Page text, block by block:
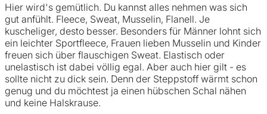
Hier wird's gemütlich. Du kannst alles nehmen was sich
gut anfühlt. Fleece, Sweat, Musselin, Flanell. Je
kuscheliger, desto besser. Besonders für Männer lohnt sich
ein leichter Sportfleece, Frauen lieben Musselin und Kinder
freuen sich über flauschigen Sweat. Elastisch oder
unelastisch ist dabei völlig egal. Aber auch hier gilt - es
sollte nicht zu dick sein. Denn der Steppstoff wärmt schon
genug und du möchtest ja einen hübschen Schal nähen
und keine Halskrause.